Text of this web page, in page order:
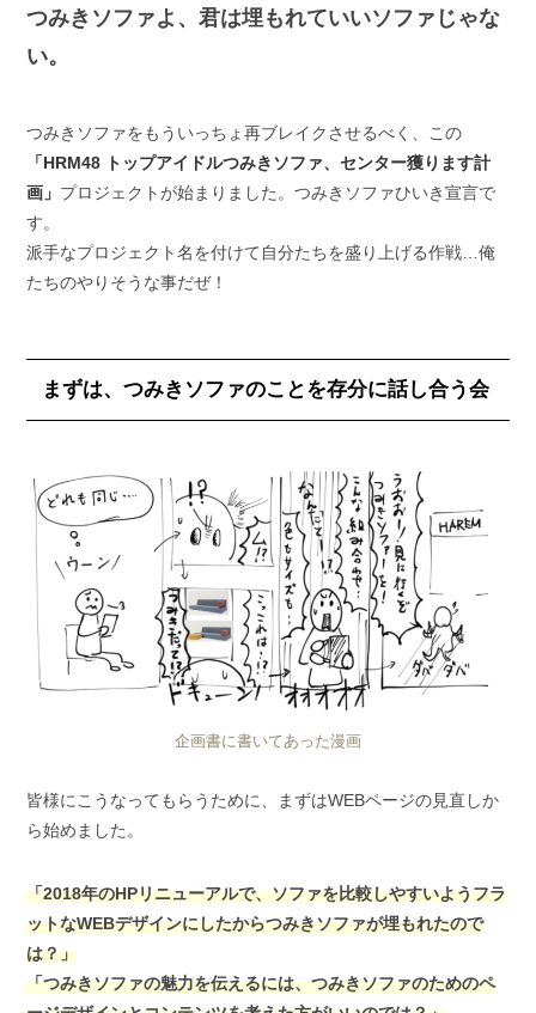
つみきソファよ、君は埋もれていいソファじゃな
い。
つみきソファをもういっちょ再ブレイクさせるべく、この
「HRM48 トップアイドルつみきソファ、センター獲ります計
画」 プロジェクトが始まりました。つみきソファひいき宣言で
す。
派手なプロジェクト名を付けて自分たちを盛り上げる作戦…俺
たちのやりそうな事だぜ！
まずは、つみきソファのことを存分に話し合う会
企画書に書いてあった漫画
皆様にこうなってもらうために、まずはWEBページの見直しか
ら始めました。
「2018年のHPリニューアルで、ソファを比較しやすいようフラ
ットなWEBデザインにしたからつみきソファが埋もれたので
は？」
「つみきソファの魅力を伝えるには、つみきソファのためのペ